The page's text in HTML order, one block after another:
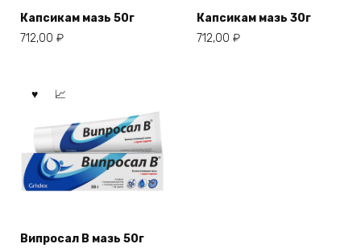
Капсикам мазь 50г
712,00 ₽
Капсикам мазь 30г
712,00 ₽
Випросал В мазь 50г